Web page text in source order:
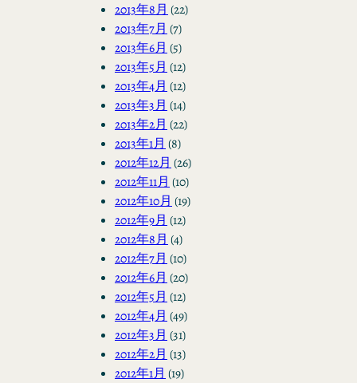
2013年8月 (22)
2013年7月 (7)
2013年6月 (5)
2013年5月 (12)
2013年4月 (12)
2013年3月 (14)
2013年2月 (22)
2013年1月 (8)
2012年12月 (26)
2012年11月 (10)
2012年10月 (19)
2012年9月 (12)
2012年8月 (4)
2012年7月 (10)
2012年6月 (20)
2012年5月 (12)
2012年4月 (49)
2012年3月 (31)
2012年2月 (13)
2012年1月 (19)